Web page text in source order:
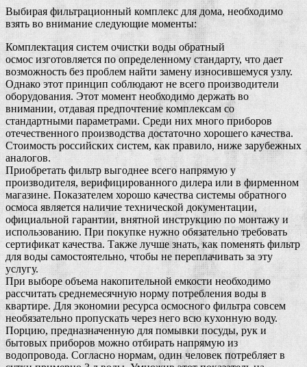
Выбирая фильтрационный комплекс для дома, необходимо
взять во внимание следующие моменты:
Комплектация систем очистки воды обратный
осмос изготовляется по определенному стандарту, что дает
возможность без проблем найти замену износившемуся узлу.
Однако этот принцип соблюдают не всего производители
оборудования. Этот момент необходимо держать во
внимании, отдавая предпочтение комплексам со
стандартными параметрами. Среди них много приборов
отечественного производства достаточно хорошего качества.
Стоимость российских систем, как правило, ниже зарубежных
аналогов.
Приобретать фильтр выгоднее всего напрямую у
производителя, верифицированного дилера или в фирменном
магазине. Показателем хорошо качества системы обратного
осмоса является наличие технической документации,
официальной гарантии, внятной инструкцию по монтажу и
использованию. При покупке нужно обязательно требовать
сертификат качества. Также лучше знать, как поменять фильтр
для воды самостоятельно, чтобы не переплачивать за эту
услугу.
При выборе объема накопительной емкости необходимо
рассчитать среднемесячную норму потребления воды в
квартире. Для экономии ресурса осмосного фильтра совсем
необязательно пропускать через него всю кухонную воду.
Порцию, предназначенную для помывки посуды, рук и
бытовых приборов можно отбирать напрямую из
водопровода. Согласно нормам, один человек потребляет в